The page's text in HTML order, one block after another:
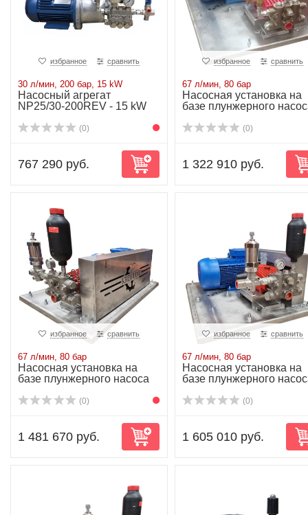
избранное сравнить
30 л/мин, 200 бар, 15 kW
Насосный агрегат
NP25/30-200REV - 15 kW
(0)
767 290 руб.
избранное сравнить
67 л/мин, 80 бар
Насосная установка на
базе плунжерного
(0)
1 322 910 руб.
избранное сравнить
67 л/мин, 80 бар
Насосная установка на
базе плунжерного насоса
(0)
1 481 670 руб.
избранное сравнить
67 л/мин, 80 бар
Насосная установка на
базе плунжерного
(0)
1 605 010 руб.